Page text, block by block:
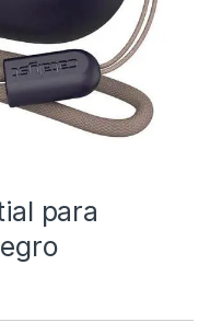
para